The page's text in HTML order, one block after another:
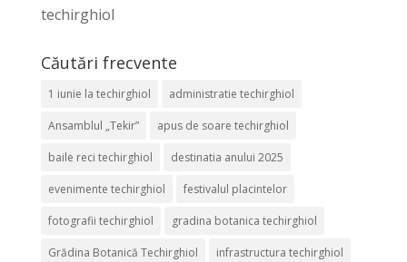
techirghiol
Căutări frecvente
1 iunie la techirghiol administratie techirghiol
Ansamblul „Tekir” apus de soare techirghiol
baile reci techirghiol destinatia anului 2025
evenimente techirghiol festivalul placintelor
fotografii techirghiol gradina botanica techirghiol
Grădina Botanică Techirghiol infrastructura techirghiol